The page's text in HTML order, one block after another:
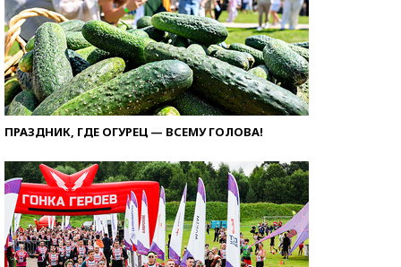
ПРАЗДНИК, ГДЕ ОГУРЕЦ — ВСЕМУ ГОЛОВА!